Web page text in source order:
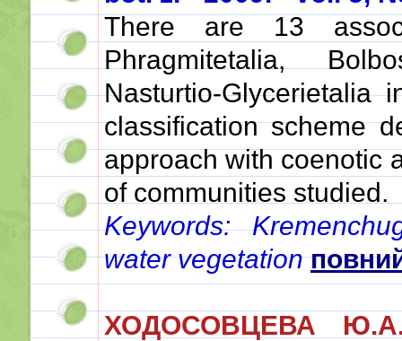
There are 13
Phragmitetalia,
Nasturtio-Glycerietalia
classification scheme
approach with coenotic
of communities studied.
Keywords:
water vegetation
ХОДОСОВЦЕВА Ю.А.